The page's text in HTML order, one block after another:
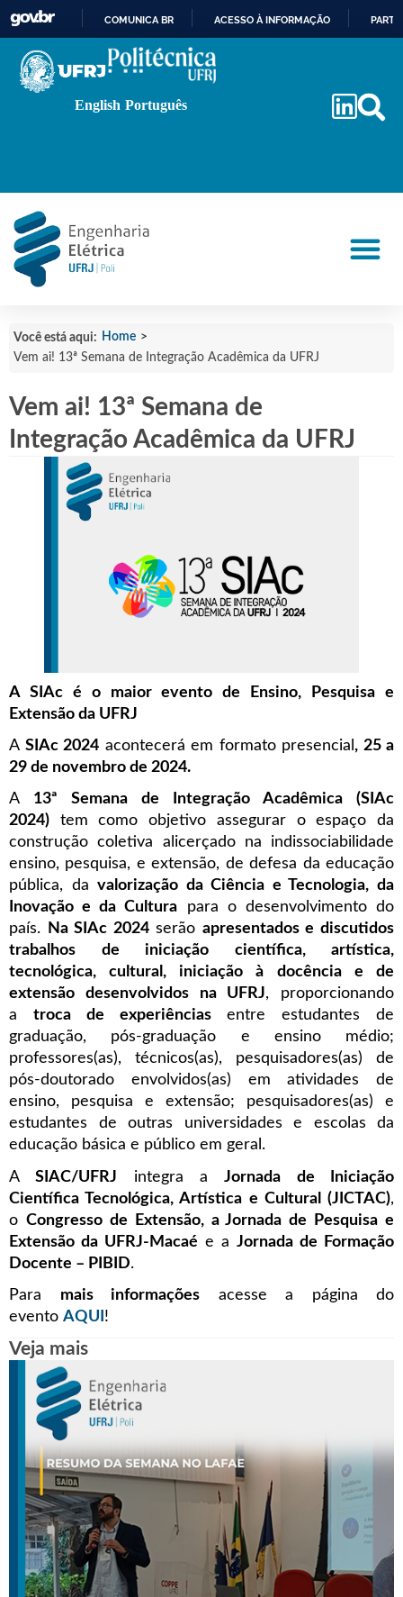
PARA
COMUNICA BR ACESSO À INFORMAÇÃO
English Português
Você está aqui: Home >
Vem ai! 13ª Semana de Integração Acadêmica da UFRJ
Veja mais
Vem ai! 13ª Semana de
Integração Acadêmica da UFRJ
A SIAc é o maior evento de Ensino, Pesquisa e
Extensão da UFRJ
A SIAc 2024 acontecerá em formato presencial , 25 a
29 de novembro de 2024.
A 13ª Semana de Integração Acadêmica (SIAc
2024) tem como objetivo assegurar o espaço da
construção coletiva alicerçado na indissociabilidade
ensino, pesquisa, e extensão, de defesa da educação
pública, davalorização da Ciência e Tecnologia, da
Inovação e da Cultura para o desenvolvimento do
país.
Na SIAc 2024serão apresentados e discutidos
trabalhos de iniciação científica, artística,
tecnológica, cultural, iniciação à docência e de
extensão desenvolvidos na UFRJ, proporcionando
a troca de experiênciasentre estudantes de
graduação, pós-graduação e ensino médio;
professores(as), técnicos(as), pesquisadores(as) de
pós-doutorado envolvidos(as) em atividades de
ensino, pesquisa e extensão; pesquisadores(as) e
estudantes de outras universidades e escolas da
educação básica e público em geral.
ASIAC/UFRJ integra aJornada de Iniciação
Científica Tecnológica, Artística e Cultural (JICTAC),
o Congresso de Extensão, a Jornada de Pesquisa e
Extensão da UFRJ-Macaé e a Jornada de Formação
Docente – PIBID.
Para mais informações acesse a página do
evento AQUI !